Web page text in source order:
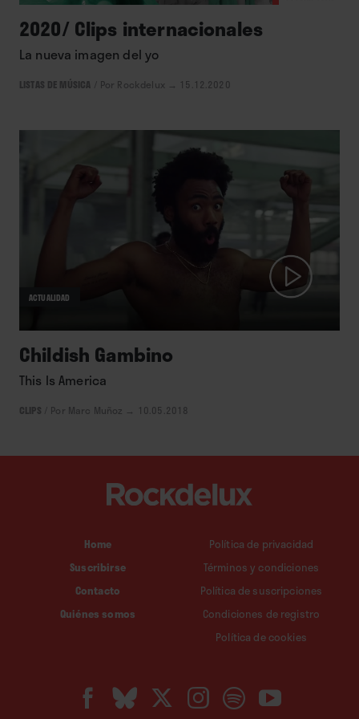
2020/ Clips internacionales
La nueva imagen del yo
LISTAS DE MÚSICA Por Rockdelux → 15.12.2020
ACTUALIDAD
Childish Gambino
This Is America
CLIPS Por Marc Muñoz → 10.05.2018
Home
Suscribirse
Contacto
Quiénes somos
Política de privacidad
Términos y condiciones
Política de suscripciones
Condiciones de registro
Política de cookies